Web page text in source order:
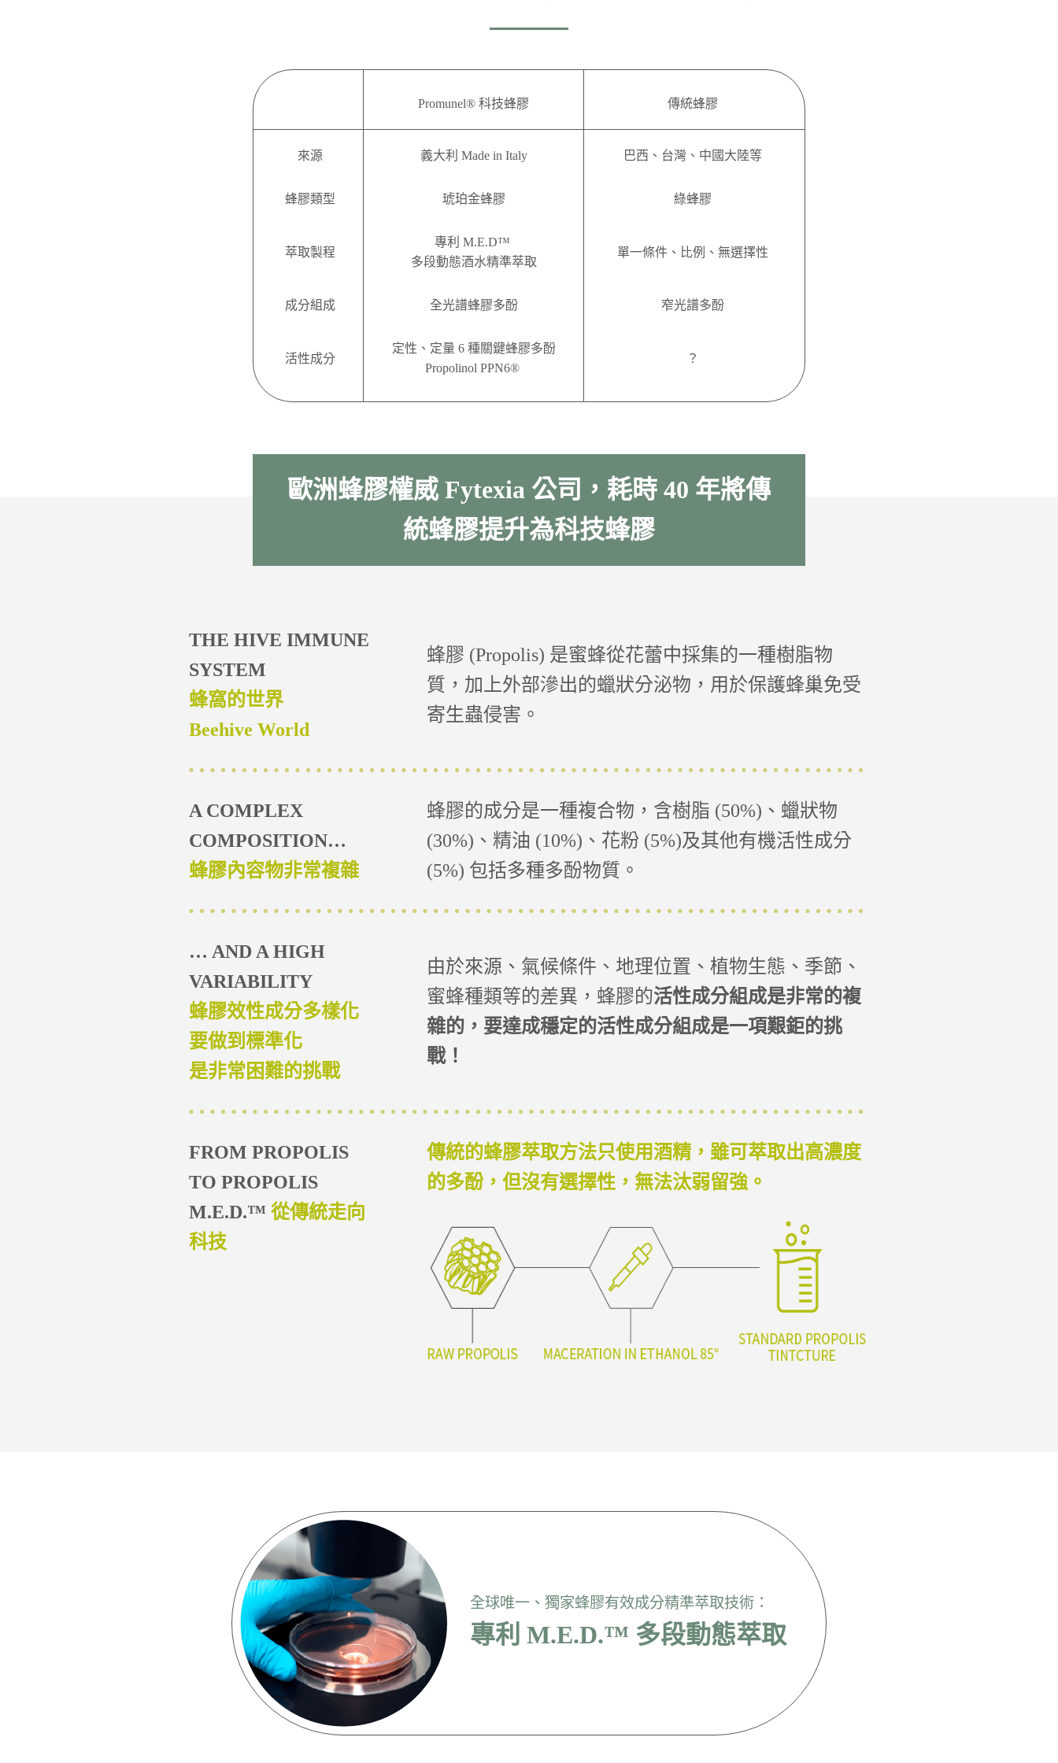
Promunel® 科技蜂膠 傳統蜂膠
來源 義大利 Made in Italy 巴西、台灣、中國大陸等
蜂膠類型 琥珀金蜂膠 綠蜂膠
萃取製程
專利 M.E.D™
多段動態酒水精準萃取
單一條件、比例、無選擇性
成分組成 全光譜蜂膠多酚 窄光譜多酚
活性成分
定性、定量 6 種關鍵蜂膠多酚
Propolinol PPN6®
？
歐洲蜂膠權威 Fytexia 公司，耗時 40 年將傳
統蜂膠提升為科技蜂膠
THE HIVE IMMUNE
SYSTEM
蜂窩的世界
Beehive World
蜂膠 (Propolis) 是蜜蜂從花蕾中採集的一種樹脂物
質，加上外部滲出的蠟狀分泌物，用於保護蜂巢免受
寄生蟲侵害。
A COMPLEX
COMPOSITION…
蜂膠內容物非常複雜
蜂膠的成分是一種複合物，含樹脂 (50%)、蠟狀物
(30%)、精油 (10%)、花粉 (5%)及其他有機活性成分
(5%) 包括多種多酚物質。
… AND A HIGH
VARIABILITY
蜂膠效性成分多樣化
要做到標準化
是非常困難的挑戰
由於來源、氣候條件、地理位置、植物生態、季節、
蜜蜂種類等的差異，蜂膠的活性成分組成是非常的複
雜的， 要達成穩定的活性成分組成是一項艱鉅的挑
戰！
FROM PROPOLIS
TO PROPOLIS
M.E.D.™ 從傳統走向
科技
傳統的蜂膠萃取方法只使用酒精，雖可萃取出高濃度
的多酚，但沒有選擇性，無法汰弱留強。
全球唯一、獨家蜂膠有效成分精準萃取技術：
專利 M.E.D.™ 多段動態萃取